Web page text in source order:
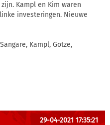
Kampl en Kim waren
investeringen. Nieuwe
Kampl, Gotze,
29-04-2021 17:35:21